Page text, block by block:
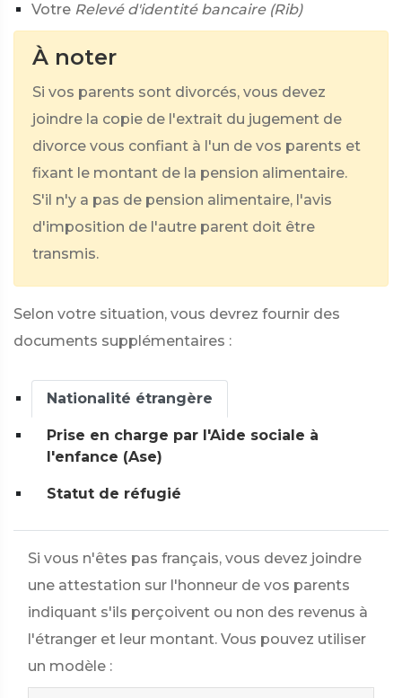
Votre Relevé d'identité bancaire (Rib)
À noter
Si vos parents sont divorcés, vous devez
joindre la copie de l'extrait du jugement de
divorce vous confiant à l'un de vos parents et
fixant le montant de la pension alimentaire.
S'il n'y a pas de pension alimentaire, l'avis
d'imposition de l'autre parent doit être
transmis.
Selon votre situation, vous devrez fournir des
documents supplémentaires :
Nationalité étrangère
Prise en charge par l'Aide sociale à
l'enfance (Ase)
Statut de réfugié
Si vous n'êtes pas français, vous devez joindre
une attestation sur l'honneur de vos parents
indiquant s'ils perçoivent ou non des revenus à
l'étranger et leur montant. Vous pouvez utiliser
un modèle :